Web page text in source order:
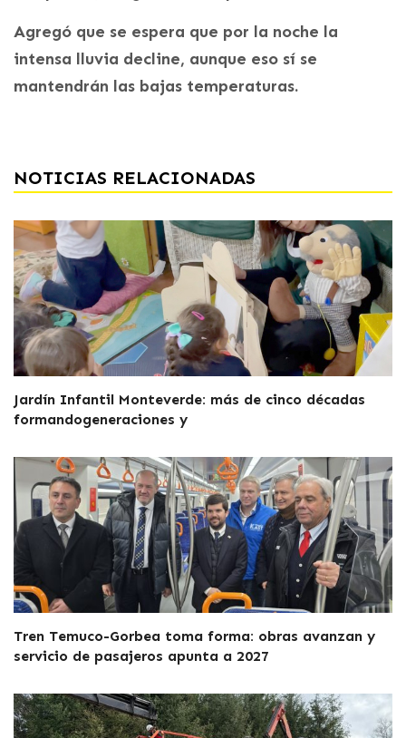
Agregó que se espera que por la noche la
intensa lluvia decline, aunque eso sí se
mantendrán las bajas temperaturas.
NOTICIAS RELACIONADAS
Jardín Infantil Monteverde: más de cinco décadas
formandogeneraciones y
Tren Temuco-Gorbea toma forma: obras avanzan y
servicio de pasajeros apunta a 2027